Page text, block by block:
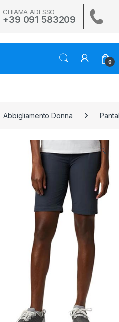
CHIAMA ADESSO
+39 091 583209
0
Abbigliamento Donna
🔍